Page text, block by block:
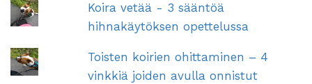
Koira vetää - 3 sääntöä
hihnakäytöksen opettelussa
Toisten koirien ohittaminen – 4
vinkkiä joiden avulla onnistut